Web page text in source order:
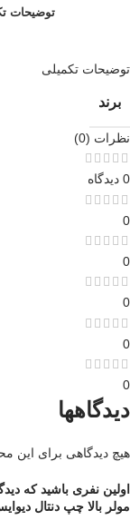
توضیحات
توضیحات تکمیلی
برند
نظرات (0)
0 دیدگاه
0
0
0
0
0
دیدگاهها
هیچ دیدگاهی برای این
اولین نفری باشید که
مولر بالا چپ دنتال